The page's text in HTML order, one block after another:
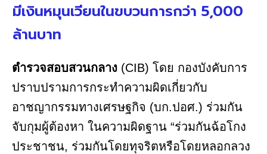
มีเงินหมุนเวียนในขบวนการกว่า 5,000
ล้านบาท
ตำรวจสอบสวนกลาง (CIB) โดย กองบังคับการ
ปราบปรามการกระทำความผิดเกี่ยวกับ
อาชญากรรมทางเศรษฐกิจ (บก.ปอศ.) ร่วมกัน
จับกุมผู้ต้องหา ในความผิดฐาน “ร่วมกันฉ้อโกง
ประชาชน, ร่วมกันโดยทุจริตหรือโดยหลอกลวง